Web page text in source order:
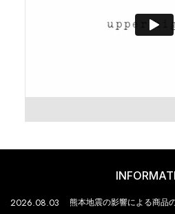
2026.08.03 熊本地震の影響による商品